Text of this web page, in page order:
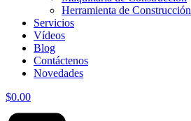
Herramienta de Construcción
Servicios
Vídeos
Blog
Contáctenos
Novedades
$0.00